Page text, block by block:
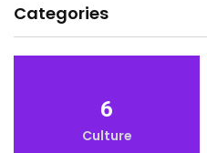
Categories
6
Culture